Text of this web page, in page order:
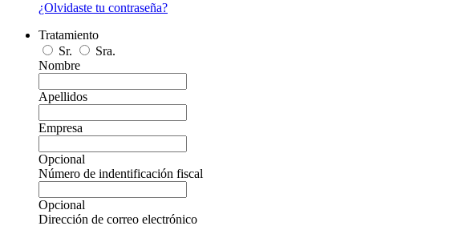
¿Olvidaste tu contraseña?
Tratamiento
Sr.
Sra.
Nombre
Apellidos
Empresa
Opcional
Número de indentificación fiscal
Opcional
Dirección de correo electrónico